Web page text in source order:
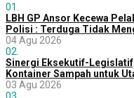
01.
LBH GP Ansor Kecewa
Polisi : Terduga Tidak
04 Agu 2026
02.
Sinergi Eksekutif-
Kontainer Sampah untuk
03 Agu 2026
03.